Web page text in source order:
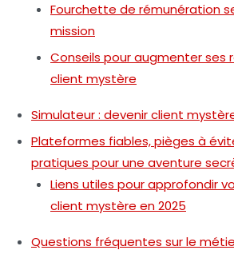
Fourchette de rémunération
mission
Conseils pour augmenter ses
client mystère
Simulateur : devenir client
Plateformes fiables, pièges à
pratiques pour une aventure
Liens utiles pour approfondir
client mystère en 2025
Questions fréquentes sur le